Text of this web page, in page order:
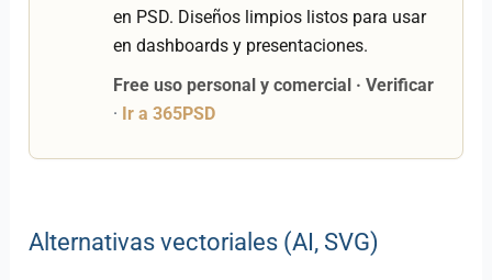
en PSD. Diseños limpios listos para usar
en dashboards y presentaciones.
Free uso personal y comercial · Verificar
· Ir a 365PSD
Alternativas vectoriales (AI, SVG)